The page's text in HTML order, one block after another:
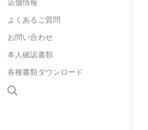
店舗情報
よくあるご質問
お問い合わせ
本人確認書類
各種書類ダウンロード